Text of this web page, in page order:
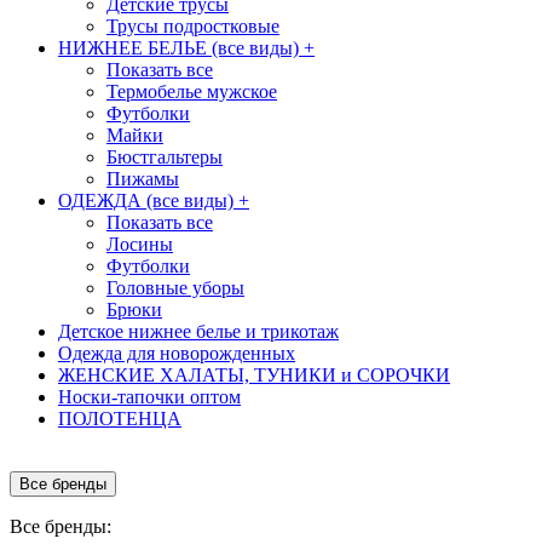
Трусы подростковые
НИЖНЕЕ БЕЛЬЕ (все виды) +
Показать все
Термобелье мужское
Футболки
Майки
Бюстгальтеры
Пижамы
ОДЕЖДА (все виды) +
Показать все
Лосины
Футболки
Головные уборы
Брюки
Детское нижнее белье и трикотаж
Одежда для новорожденных
ЖЕНСКИЕ ХАЛАТЫ, ТУНИКИ и СОРОЧКИ
Носки-тапочки оптом
ПОЛОТЕНЦА
Все бренды
Все бренды: